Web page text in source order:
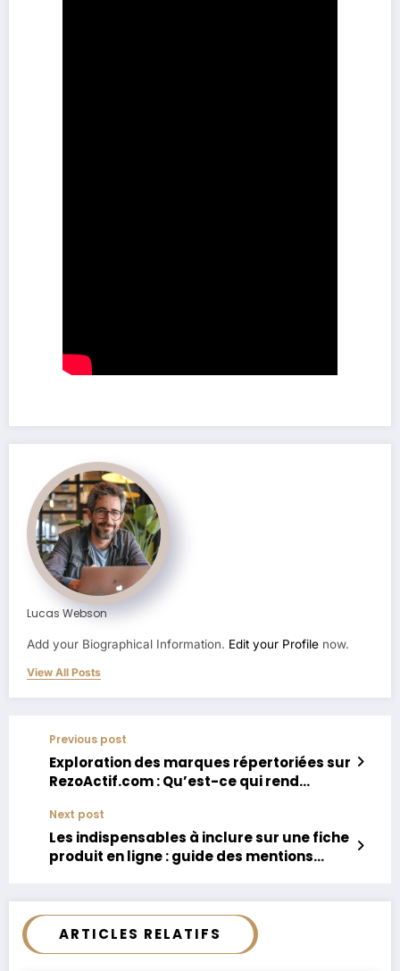
Lucas Webson
Add your Biographical Information. Edit your Profile now.
View All Posts
Previous post
Exploration des marques répertoriées sur
RezoActif.com : Qu’est-ce qui rend
Next post
Les indispensables à inclure sur une fiche
produit en ligne : guide des mentions
ARTICLES RELATIFS